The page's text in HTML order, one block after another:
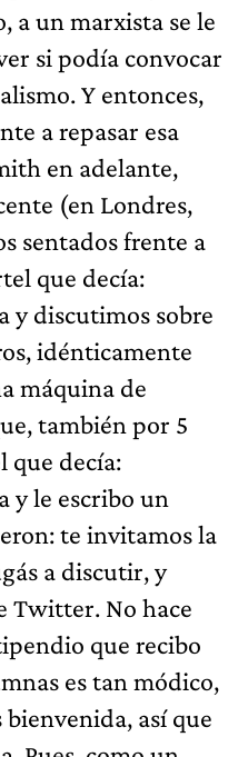
a un marxista se le
si podía convocar
Y entonces,
a repasar esa
en adelante,
(en Londres,
sentados frente a
que decía:
y discutimos sobre
idénticamente
máquina de
también por 5
que decía:
y le escribo un
te invitamos la
a discutir, y
Twitter. No hace
que recibo
es tan módico,
así que